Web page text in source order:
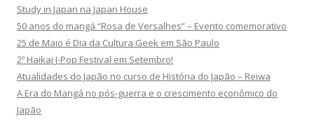
Study in Japan na Japan House
50 anos do mangá “Rosa de Versalhes” – Evento comemorativo
25 de Maio é Dia da Cultura Geek em São Paulo
2º Haikai J-Pop Festival em Setembro!
Atualidades do Japão no curso de História do Japão – Reiwa
A Era do Mangá no pós-guerra e o crescimento econômico do
Japão